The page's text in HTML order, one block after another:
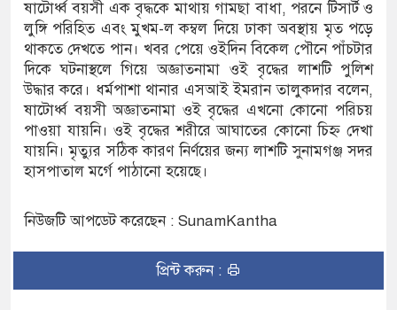
আইনে মামলা: নাদের, পলিন, রিপন-
আসামি
ইলেক্ট্রনিক বুথ ও সেল্ফ সার্ভিস সেন্টারের উদ্বোধন
জেলা প্রশাসন
রেকর্ড সংশোধন ও স্বত্ব ফেরতের দাবি
জীবনের ঝুঁকি, নিরাপদ নৌযান এখনো অধরা
পদ শূন্য, ৪৫১টি প্রাথমিক বিদ্যালয়ে নেই প্রধান
ষাটোর্ধ্ব বয়সী এক বৃদ্ধকে মাথায় গামছা বাধা, পরনে টিসার্ট ও
লুঙ্গি পরিহিত এবং মুখম-ল কম্বল দিয়ে ঢাকা অবস্থায় মৃত পড়ে
থাকতে দেখতে পান। খবর পেয়ে ওইদিন বিকেল পৌনে পাঁচটার
দিকে ঘটনাস্থলে গিয়ে অজ্ঞাতনামা ওই বৃদ্ধের লাশটি পুলিশ
উদ্ধার করে। ধর্মপাশা থানার এসআই ইমরান তালুকদার বলেন,
ষাটোর্ধ্ব বয়সী অজ্ঞাতনামা ওই বৃদ্ধের এখনো কোনো পরিচয়
পাওয়া যায়নি। ওই বৃদ্ধের শরীরে আঘাতের কোনো চিহ্ন দেখা
যায়নি। মৃত্যুর সঠিক কারণ নির্ণয়ের জন্য লাশটি সুনামগঞ্জ সদর
হাসপাতাল মর্গে পাঠানো হয়েছে।
নিউজটি আপডেট করেছেন : SunamKantha
প্রিন্ট করুন :